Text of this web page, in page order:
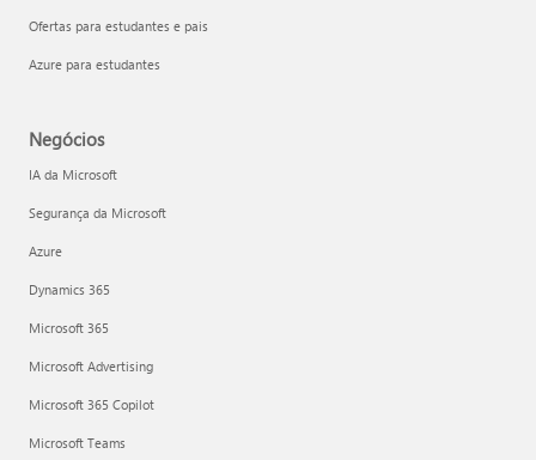
Ofertas para estudantes e pais
Azure para estudantes
Negócios
IA da Microsoft
Segurança da Microsoft
Azure
Dynamics 365
Microsoft 365
Microsoft Advertising
Microsoft 365 Copilot
Microsoft Teams